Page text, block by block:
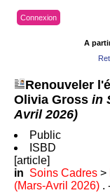
Connexion
A
Renouveler
Olivia Gross in
Avril 2026)
Public
ISBD
[article]
in Soins Cadres >
(Mars-Avril 2026) .